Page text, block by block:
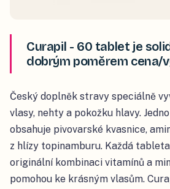
Curapil - 60 tablet je
dobrým poměrem cena/
Český doplněk stravy speciálně
vlasy, nehty a pokožku hlavy.
obsahuje pivovarské kvasnice,
z hlízy topinamburu. Každá
originální kombinaci vitamínů a
pomohou ke krásným vlasům.